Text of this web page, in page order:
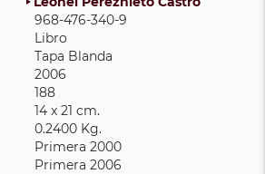
968-476-340-9
Libro
Tapa Blanda
2006
188
14 x 21 cm.
0.2400 Kg.
Primera 2000
Primera 2006